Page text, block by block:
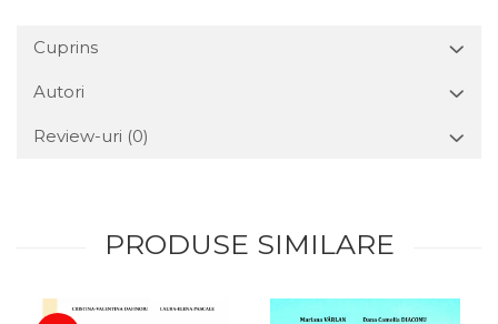
Cuprins
Autori
Review-uri (0)
PRODUSE SIMILARE